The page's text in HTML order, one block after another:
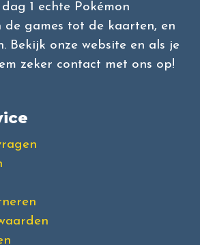
1 echte Pokémon
de games tot de kaarten, en
Bekijk onze website en als je
zeker contact met ons op!